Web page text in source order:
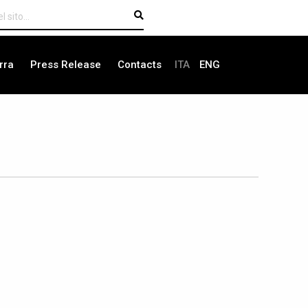
Press Release Contacts ITA ENG